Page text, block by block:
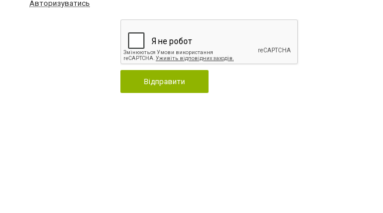
Авторизуватись
Відправити